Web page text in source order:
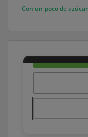
Con un poco de